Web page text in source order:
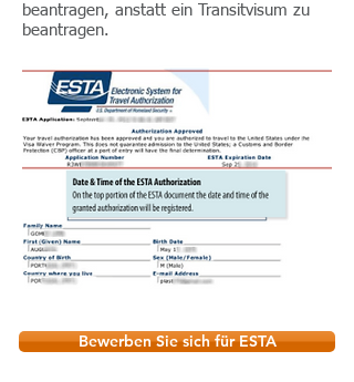
beantragen, anstatt ein Transitvisum zu
beantragen.
Bewerben Sie sich für ESTA